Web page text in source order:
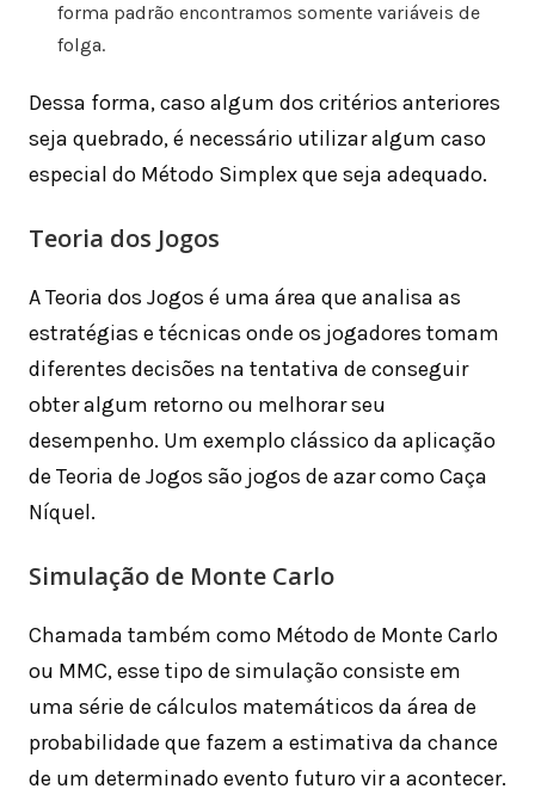
forma padrão encontramos somente variáveis de
folga.
Dessa forma, caso algum dos critérios anteriores
seja quebrado, é necessário utilizar algum caso
especial do Método Simplex que seja adequado.
Teoria dos Jogos
A Teoria dos Jogos é uma área que analisa as
estratégias e técnicas onde os jogadores tomam
diferentes decisões na tentativa de conseguir
obter algum retorno ou melhorar seu
desempenho. Um exemplo clássico da aplicação
de Teoria de Jogos são jogos de azar como Caça
Níquel.
Simulação de Monte Carlo
Chamada também como Método de Monte Carlo
ou MMC, esse tipo de simulação consiste em
uma série de cálculos matemáticos da área de
probabilidade que fazem a estimativa da chance
de um determinado evento futuro vir a acontecer.